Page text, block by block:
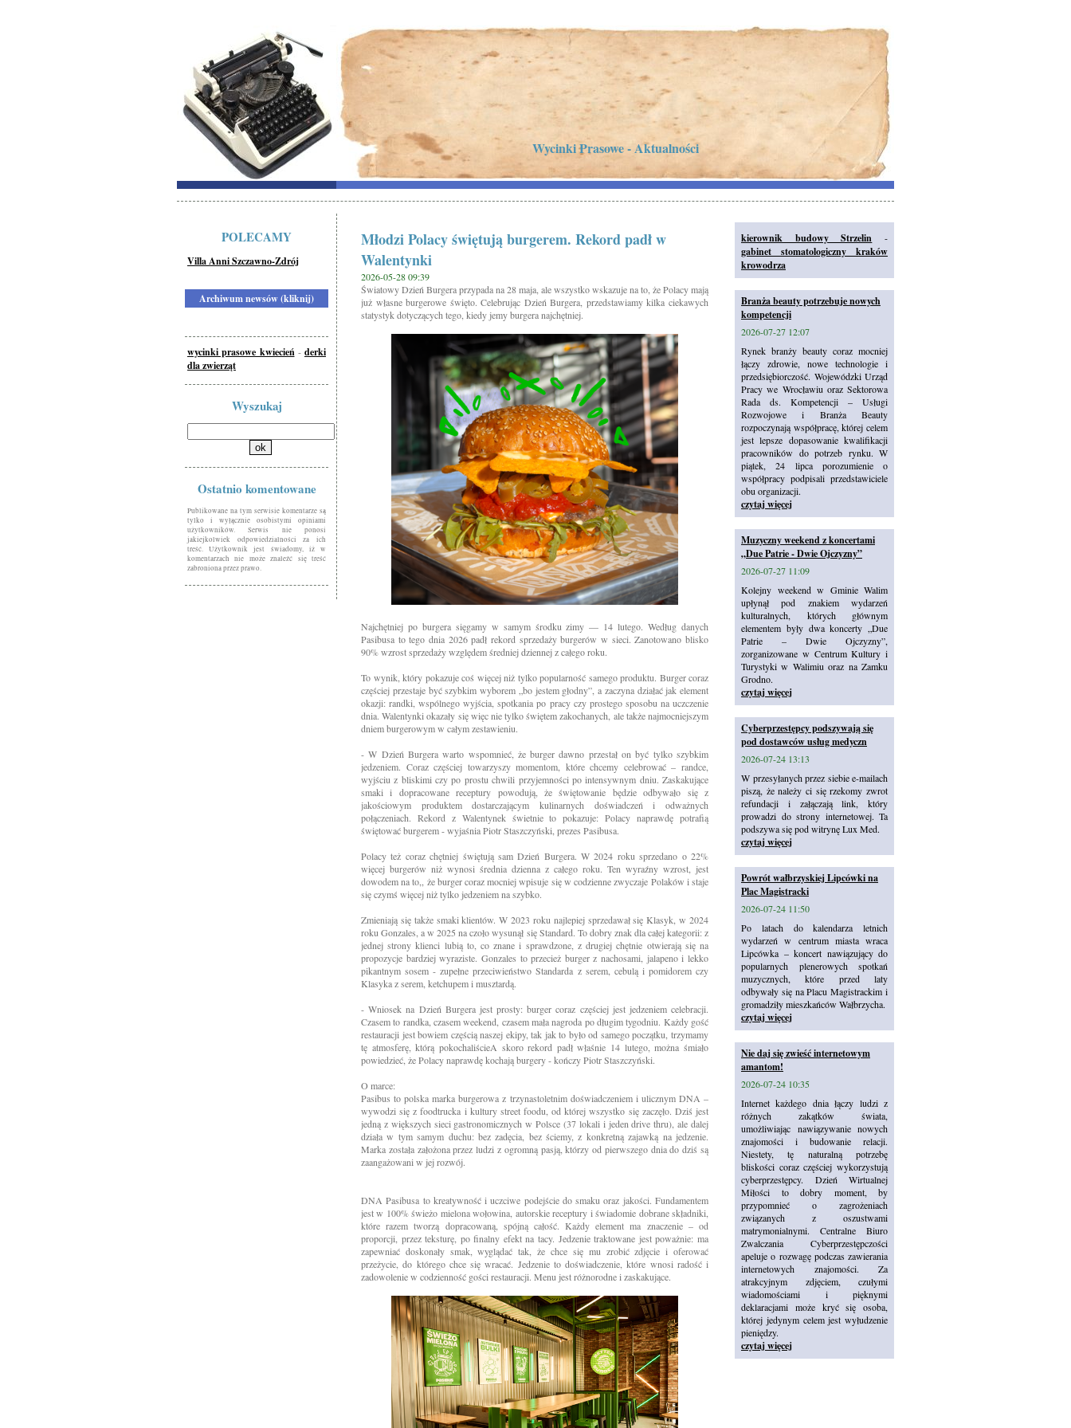
Wycinki Prasowe - Aktualności
POLECAMY
Villa Anni Szczawno-Zdrój
Archiwum newsów (kliknij)
wycinki prasowe kwiecień - derki
dla zwierząt
Wyszukaj
Ostatnio komentowane
Publikowane na tym serwisie komentarze są
tylko i wyłącznie osobistymi opiniami
użytkowników. Serwis nie ponosi
jakiejkolwiek odpowiedzialności za ich
treść. Użytkownik jest świadomy, iż w
komentarzach nie może znaleźć się treść
zabroniona przez prawo.
Młodzi Polacy świętują burgerem. Rekord padł w
Walentynki
2026-05-28 09:39
Światowy Dzień Burgera przypada na 28 maja, ale wszystko wskazuje na to, że Polacy mają
już własne burgerowe święto. Celebrując Dzień Burgera, przedstawiamy kilka ciekawych
statystyk dotyczących tego, kiedy jemy burgera najchętniej.
Najchętniej po burgera sięgamy w samym środku zimy — 14 lutego. Według danych
Pasibusa to tego dnia 2026 padł rekord sprzedaży burgerów w sieci. Zanotowano blisko
90% wzrost sprzedaży względem średniej dziennej z całego roku.
To wynik, który pokazuje coś więcej niż tylko popularność samego produktu. Burger coraz
częściej przestaje być szybkim wyborem „bo jestem głodny”, a zaczyna działać jak element
okazji: randki, wspólnego wyjścia, spotkania po pracy czy prostego sposobu na uczczenie
dnia. Walentynki okazały się więc nie tylko świętem zakochanych, ale także najmocniejszym
dniem burgerowym w całym zestawieniu.
- W Dzień Burgera warto wspomnieć, że burger dawno przestał on być tylko szybkim
jedzeniem. Coraz częściej towarzyszy momentom, które chcemy celebrować – randce,
wyjściu z bliskimi czy po prostu chwili przyjemności po intensywnym dniu. Zaskakujące
smaki i dopracowane receptury powodują, że świętowanie będzie odbywało się z
jakościowym produktem dostarczającym kulinarnych doświadczeń i odważnych
połączeniach. Rekord z Walentynek świetnie to pokazuje: Polacy naprawdę potrafią
świętować burgerem - wyjaśnia Piotr Staszczyński, prezes Pasibusa.
Polacy też coraz chętniej świętują sam Dzień Burgera. W 2024 roku sprzedano o 22%
więcej burgerów niż wynosi średnia dzienna z całego roku. Ten wyraźny wzrost, jest
dowodem na to,, że burger coraz mocniej wpisuje się w codzienne zwyczaje Polaków i staje
się czymś więcej niż tylko jedzeniem na szybko.
Zmieniają się także smaki klientów. W 2023 roku najlepiej sprzedawał się Klasyk, w 2024
roku Gonzales, a w 2025 na czoło wysunął się Standard. To dobry znak dla całej kategorii: z
jednej strony klienci lubią to, co znane i sprawdzone, z drugiej chętnie otwierają się na
propozycje bardziej wyraziste. Gonzales to przecież burger z nachosami, jalapeno i lekko
pikantnym sosem - zupełne przeciwieństwo Standarda z serem, cebulą i pomidorem czy
Klasyka z serem, ketchupem i musztardą.
- Wniosek na Dzień Burgera jest prosty: burger coraz częściej jest jedzeniem celebracji.
Czasem to randka, czasem weekend, czasem mała nagroda po długim tygodniu. Każdy gość
restauracji jest bowiem częścią naszej ekipy, tak jak to było od samego początku, trzymamy
tę atmosferę, którą pokochaliścieA skoro rekord padł właśnie 14 lutego, można śmiało
powiedzieć, że Polacy naprawdę kochają burgery - kończy Piotr Staszczyński.
O marce:
Pasibus to polska marka burgerowa z trzynastoletnim doświadczeniem i ulicznym DNA –
wywodzi się z foodtrucka i kultury street foodu, od której wszystko się zaczęło. Dziś jest
jedną z większych sieci gastronomicznych w Polsce (37 lokali i jeden drive thru), ale dalej
działa w tym samym duchu: bez zadęcia, bez ściemy, z konkretną zajawką na jedzenie.
Marka została założona przez ludzi z ogromną pasją, którzy od pierwszego dnia do dziś są
zaangażowani w jej rozwój.
DNA Pasibusa to kreatywność i uczciwe podejście do smaku oraz jakości. Fundamentem
jest w 100% świeżo mielona wołowina, autorskie receptury i świadomie dobrane składniki,
które razem tworzą dopracowaną, spójną całość. Każdy element ma znaczenie – od
proporcji, przez teksturę, po finalny efekt na tacy. Jedzenie traktowane jest poważnie: ma
zapewniać doskonały smak, wyglądać tak, że chce się mu zrobić zdjęcie i oferować
przeżycie, do którego chce się wracać. Jedzenie to doświadczenie, które wnosi radość i
zadowolenie w codzienność gości restauracji. Menu jest różnorodne i zaskakujące.
kierownik budowy Strzelin -
gabinet stomatologiczny kraków
krowodrza
Branża beauty potrzebuje nowych
kompetencji
2026-07-27 12:07
Rynek branży beauty coraz mocniej
łączy zdrowie, nowe technologie i
przedsiębiorczość. Wojewódzki Urząd
Pracy we Wrocławiu oraz Sektorowa
Rada ds. Kompetencji – Usługi
Rozwojowe i Branża Beauty
rozpoczynają współpracę, której celem
jest lepsze dopasowanie kwalifikacji
pracowników do potrzeb rynku. W
piątek, 24 lipca porozumienie o
współpracy podpisali przedstawiciele
obu organizacji.
czytaj więcej
Muzyczny weekend z koncertami
„Due Patrie - Dwie Ojczyzny”
2026-07-27 11:09
Kolejny weekend w Gminie Walim
upłynął pod znakiem wydarzeń
kulturalnych, których głównym
elementem były dwa koncerty „Due
Patrie – Dwie Ojczyzny”,
zorganizowane w Centrum Kultury i
Turystyki w Walimiu oraz na Zamku
Grodno.
czytaj więcej
Cyberprzestępcy podszywają się
pod dostawców usług medyczn
2026-07-24 13:13
W przesyłanych przez siebie e-mailach
piszą, że należy ci się rzekomy zwrot
refundacji i załączają link, który
prowadzi do strony internetowej. Ta
podszywa się pod witrynę Lux Med.
czytaj więcej
Powrót wałbrzyskiej Lipcówki na
Plac Magistracki
2026-07-24 11:50
Po latach do kalendarza letnich
wydarzeń w centrum miasta wraca
Lipcówka – koncert nawiązujący do
popularnych plenerowych spotkań
muzycznych, które przed laty
odbywały się na Placu Magistrackim i
gromadziły mieszkańców Wałbrzycha.
czytaj więcej
Nie daj się zwieść internetowym
amantom!
2026-07-24 10:35
Internet każdego dnia łączy ludzi z
różnych zakątków świata,
umożliwiając nawiązywanie nowych
znajomości i budowanie relacji.
Niestety, tę naturalną potrzebę
bliskości coraz częściej wykorzystują
cyberprzestępcy. Dzień Wirtualnej
Miłości to dobry moment, by
przypomnieć o zagrożeniach
związanych z oszustwami
matrymonialnymi. Centralne Biuro
Zwalczania Cyberprzestępczości
apeluje o rozwagę podczas zawierania
internetowych znajomości. Za
atrakcyjnym zdjęciem, czułymi
wiadomościami i pięknymi
deklaracjami może kryć się osoba,
której jedynym celem jest wyłudzenie
pieniędzy.
czytaj więcej